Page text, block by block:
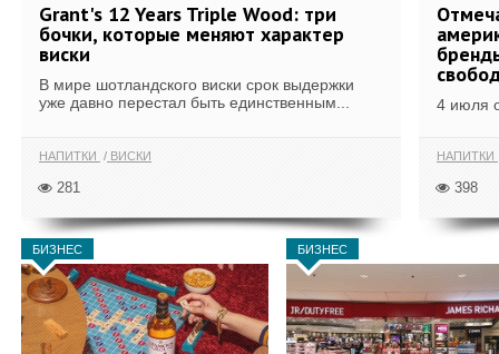
Grant's 12 Years Triple Wood: три
бочки, которые меняют характер
виски
В мире шотландского виски срок выдержки
уже давно перестал быть единственным...
НАПИТКИ ВИСКИ
281
4 июля
НАПИТКИ
398
БИЗНЕС БИЗНЕС